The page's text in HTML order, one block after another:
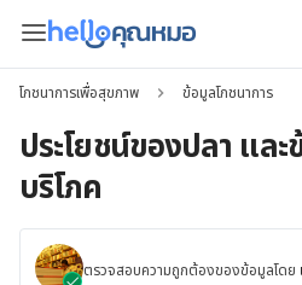
โภชนาการเพื่อสุขภาพ ข้อมูลโภชนาการ
ประโยชน์ของปลา และ
บริโภค
ตรวจสอบความถูกต้องของข้อมูลโดย